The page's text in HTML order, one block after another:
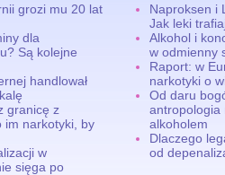
grozi mu 20 lat
dla
Są kolejne
handlował
granicę z
im narkotyki, by
w
sięga po
Naproksen i
Jak leki
Alkohol i
w odmienny
Raport: w
narkotyki o
Od daru
antropologia
alkoholem
Dlaczego
od